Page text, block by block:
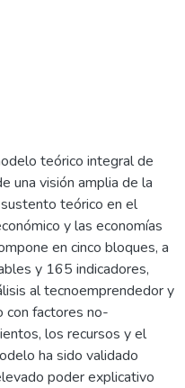
teórico integral de
una visión amplia de la
teórico en el
y las economías
en cinco bloques, a
y 165 indicadores,
al tecnoemprendedor y
con factores no-
los recursos y el
ha sido validado
poder explicativo